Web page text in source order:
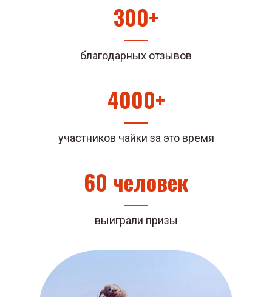
60 человек
выиграли призы
4000+
участников чайки за это время
300+
благодарных отзывов